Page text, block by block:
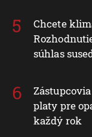
Chcete
súhlas
platy pre
každý rok